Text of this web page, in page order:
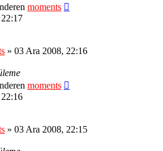
moments
» 03 Ara 2008, 22:16
moments
» 03 Ara 2008, 22:15